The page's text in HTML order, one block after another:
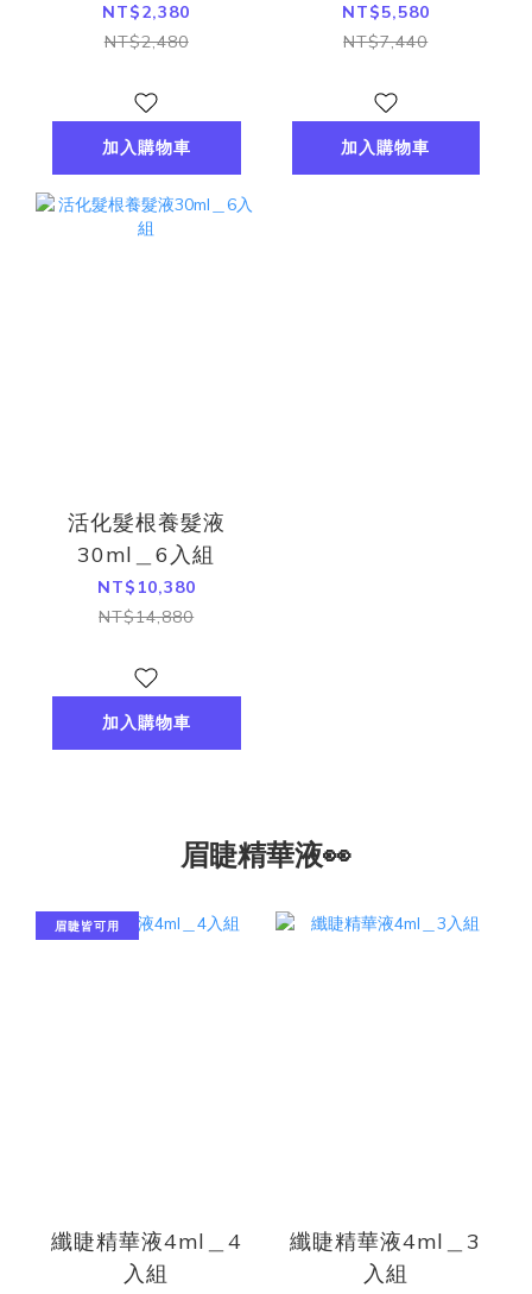
NT$2,380
NT$2,480
加入購物車
NT$5,580
NT$7,440
加入購物車
活化髮根養髮液
30ml＿6入組
NT$10,380
NT$14,880
加入購物車
眉睫精華液👀
眉睫皆可用
纖睫精華液4ml＿4
入組
纖睫精華液4ml＿3
入組